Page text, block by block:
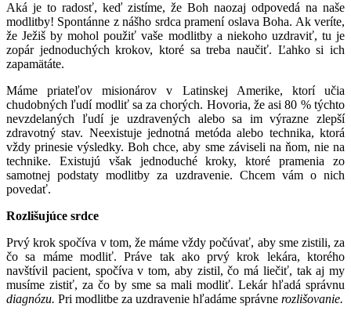
Aká je to radosť, keď zistíme, že Boh naozaj odpovedá na naše
modlitby! Spontánne z nášho srdca pramení oslava Boha. Ak veríte,
že Ježiš by mohol použiť vaše modlitby a niekoho uzdraviť, tu je
zopár jednoduchých krokov, ktoré sa treba naučiť. Ľahko si ich
zapamätáte.
Máme priateľov misionárov v Latinskej Amerike, ktorí učia
chudobných ľudí modliť sa za chorých. Hovoria, že asi 80 % týchto
nevzdelaných ľudí je uzdravených alebo sa im výrazne zlepší
zdravotný stav. Neexistuje jednotná metóda alebo technika, ktorá
vždy prinesie výsledky. Boh chce, aby sme záviseli na ňom, nie na
technike. Existujú však jednoduché kroky, ktoré pramenia zo
samotnej podstaty modlitby za uzdravenie. Chcem vám o nich
povedať.
Rozlišujúce srdce
Prvý krok spočíva v tom, že máme vždy počúvať, aby sme zistili, za
čo sa máme modliť. Práve tak ako prvý krok lekára, ktorého
navštívil pacient, spočíva v tom, aby zistil, čo má liečiť, tak aj my
musíme zistiť, za čo by sme sa mali modliť. Lekár hľadá správnu
diagnózu. Pri modlitbe za uzdravenie hľadáme správne rozlišovanie.